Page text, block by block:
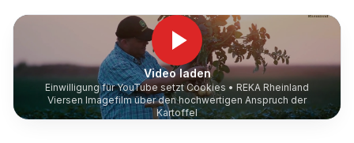
Video laden
Einwilligung für YouTube setzt Cookies • REKA Rheinland
Viersen Imagefilm über den hochwertigen Anspruch der
Kartoffel